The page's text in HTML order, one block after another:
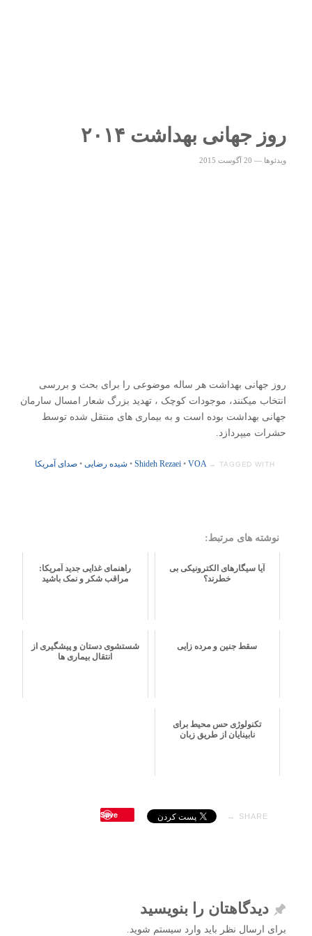
روز جهانی بهداشت ۲۰۱۴
ویدئوها — 20 آگوست 2015
روز جهانی بهداشت هر ساله موضوعی را برای بحث و بررسی
انتخاب میکنند، موجودات کوچک ، تهدید بزرگ شعار امسال سارمان
جهانی بهداشت بوده است و به بیماری های منتقل شده توسط
حشرات میپردازد.
TAGGED WITH →
Shideh Rezaei• VOA
• شیده رضایی •صدای آمریکا
نوشته های مرتبط:
آیا سیگارهای الکترونیکی بی
خطرند؟
راهنمای غذایی جدید آمریکا:
مراقب شکر و نمک باشید
سقط جنین و مرده زایی
شستشوی دستان و پیشگیری از
انتقال بیماری ها
تکنولوژی حس محیط برای
نابینایان از طریق زبان
SHARE →
Save
دیدگاهتان را بنویسید
برای ارسال نظر باید وارد سیستم شوید.